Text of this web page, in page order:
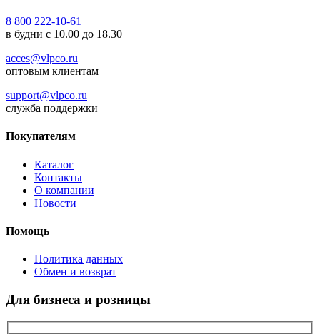
8 800 222-10-61
в будни с 10.00 до 18.30
acces@vlpco.ru
оптовым клиентам
support@vlpco.ru
служба поддержки
Покупателям
Каталог
Контакты
О компании
Новости
Помощь
Политика данных
Обмен и возврат
Для бизнеса и розницы